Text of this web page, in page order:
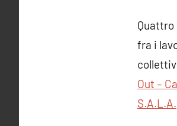
fra i
Out –
S.A.L.A.